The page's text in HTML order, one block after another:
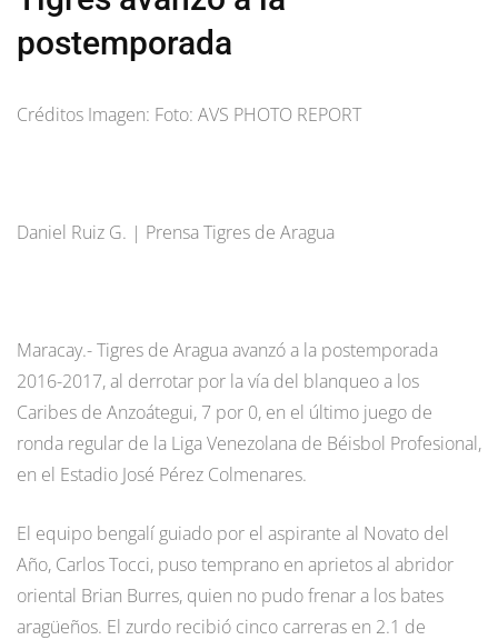
postemporada
Créditos Imagen: Foto: AVS PHOTO REPORT
Daniel Ruiz G. | Prensa Tigres de Aragua
Maracay.- Tigres de Aragua avanzó a la postemporada
2016-2017, al derrotar por la vía del blanqueo a los
Caribes de Anzoátegui, 7 por 0, en el último juego de
ronda regular de la Liga Venezolana de Béisbol Profesional,
en el Estadio José Pérez Colmenares.
El equipo bengalí guiado por el aspirante al Novato del
Año, Carlos Tocci, puso temprano en aprietos al abridor
oriental Brian Burres, quien no pudo frenar a los bates
aragüeños. El zurdo recibió cinco carreras en 2.1 de